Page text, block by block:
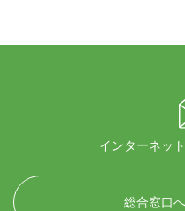
インターネッ
総合窓口